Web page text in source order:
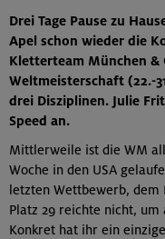
Drei Tage Pause zu
Apel schon wieder die
Kletterteam München &
Weltmeisterschaft (22.-
drei Disziplinen. Julie
Speed an.
Mittlerweile ist die WM
Woche in den USA
letzten Wettbewerb, dem
Platz 29 reichte nicht,
Konkret hat ihr ein